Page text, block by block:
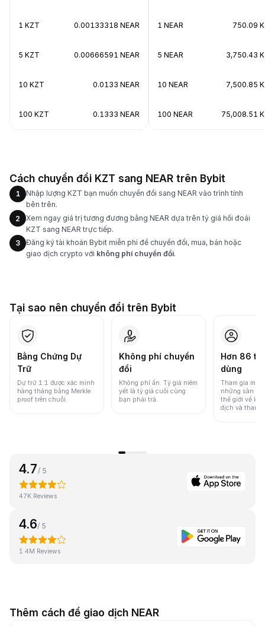
1 KZT 0.00133318 NEAR
5 KZT 0.00666591 NEAR
10 KZT 0.0133 NEAR
100 KZT 0.1333 NEAR
1 NEAR 750.09
5 NEAR 3,750.43
10 NEAR 7,500.85
100 NEAR 75,008.51
Cách chuyển đổi KZT sang NEAR trên Bybit
1
Nhập lượng KZT bạn muốn chuyển đổi sang NEAR vào trình tính
bên trên.
2
Xem ngay giá trị tương đương bằng NEAR dựa trên tỷ giá hối đoái
KZT sang NEAR trực tiếp.
3
Đăng ký tài khoản Bybit miễn phí để chuyển đổi, mua, bán hoặc
giao dịch crypto với không phí chuyển đổi.
Tại sao nên chuyển đổi trên Bybit
Bằng Chứng Dự
Trữ
Dự trữ 1:1 được xác minh
hàng tháng bằng Merkle
proof trên chuỗi.
Không phí chuyển
đổi
Không phí ẩn. Tỷ giá niêm
yết là tỷ giá cuối cùng
bạn phải trả.
Hơn 86
dùng
Tham gia một
những sàn
thế giới về
dịch và thanh
4.7/ 5
47K Reviews
4.6/ 5
1.4M Reviews
Thêm cách để giao dịch NEAR